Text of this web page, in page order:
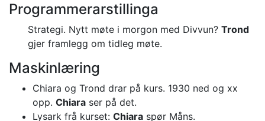
Programmerarstillinga
Strategi. Nytt møte i morgon med Divvun? Trond
gjer framlegg om tidleg møte.
Maskinlæring
Chiara og Trond drar på kurs. 1930 ned og xx
opp. Chiara ser på det.
Lysark frå kurset: Chiara spør Måns.